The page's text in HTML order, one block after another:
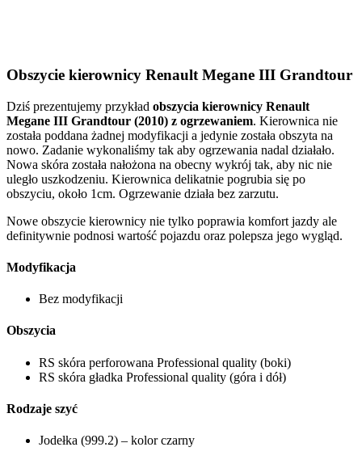
Obszycie kierownicy Renault Megane III Grandtour
Dziś prezentujemy przykład obszycia kierownicy Renault
Megane III Grandtour (2010) z ogrzewaniem. Kierownica nie
została poddana żadnej modyfikacji a jedynie została obszyta na
nowo. Zadanie wykonaliśmy tak aby ogrzewania nadal działało.
Nowa skóra została nałożona na obecny wykrój tak, aby nic nie
uległo uszkodzeniu. Kierownica delikatnie pogrubia się po
obszyciu, około 1cm. Ogrzewanie działa bez zarzutu.
Nowe obszycie kierownicy nie tylko poprawia komfort jazdy ale
definitywnie podnosi wartość pojazdu oraz polepsza jego wygląd.
Modyfikacja
Bez modyfikacji
Obszycia
RS skóra perforowana Professional quality (boki)
RS skóra gładka Professional quality (góra i dół)
Rodzaje szyć
Jodełka (999.2) – kolor czarny